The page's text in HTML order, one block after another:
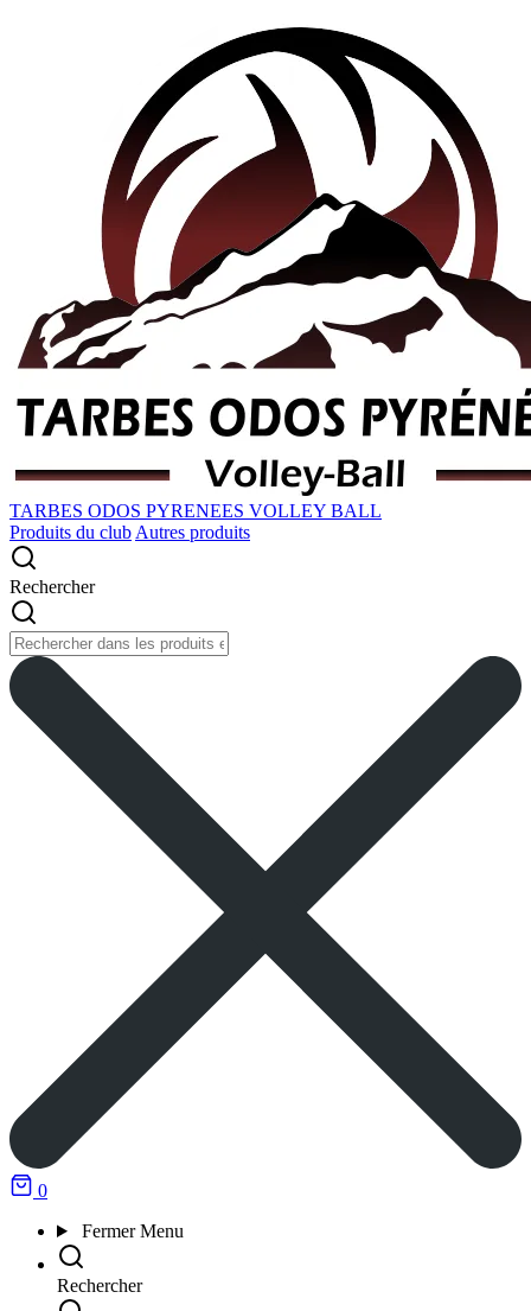
TARBES ODOS PYRENEES VOLLEY BALL
Produits du club Autres produits
Rechercher
0
Fermer Menu
Rechercher